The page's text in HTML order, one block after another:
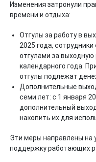
Изменения затронули
времени и отдыха:
Отгулы за работу в
2025 года,
отгулами за выходную
календарного года.
отгулы подлежат
Дополнительные
семи лет: с 1 января
дополнительный
накопить их для
Эти меры направлены на
поддержку работающих